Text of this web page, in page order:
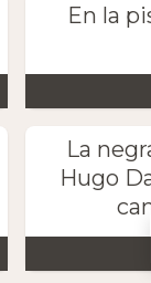
En la
La
Hugo